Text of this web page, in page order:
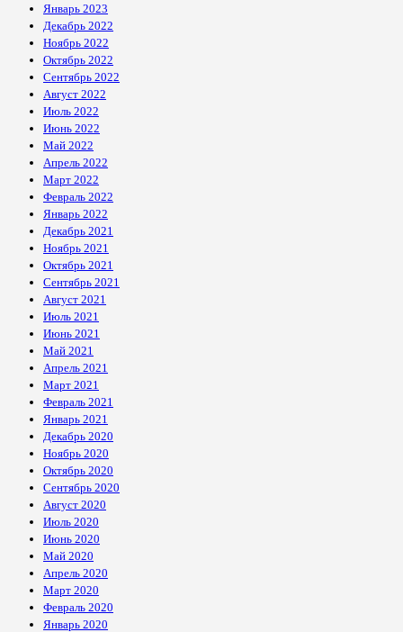
Январь 2023
Декабрь 2022
Ноябрь 2022
Октябрь 2022
Сентябрь 2022
Август 2022
Июль 2022
Июнь 2022
Май 2022
Апрель 2022
Март 2022
Февраль 2022
Январь 2022
Декабрь 2021
Ноябрь 2021
Октябрь 2021
Сентябрь 2021
Август 2021
Июль 2021
Июнь 2021
Май 2021
Апрель 2021
Март 2021
Февраль 2021
Январь 2021
Декабрь 2020
Ноябрь 2020
Октябрь 2020
Сентябрь 2020
Август 2020
Июль 2020
Июнь 2020
Май 2020
Апрель 2020
Март 2020
Февраль 2020
Январь 2020